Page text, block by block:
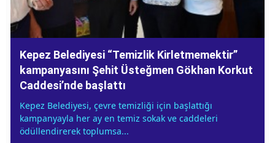
Kepez Belediyesi “Temizlik Kirletmemektir”
kampanyasını Şehit Üsteğmen Gökhan Korkut
Caddesi’nde başlattı
Kepez Belediyesi, çevre temizliği için başlattığı
kampanyayla her ay en temiz sokak ve caddeleri
ödüllendirerek toplumsa...